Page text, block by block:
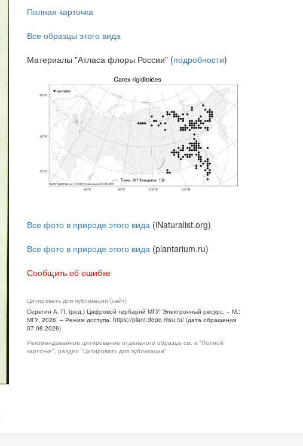
Полная карточка
Все образцы этого вида
Материалы "Атласа флоры России" (подробности)
Все фото в природе этого вида (iNaturalist.org)
Все фото в природе этого вида (plantarium.ru)
Сообщить об ошибке
Цитировать для публикации (сайт)
Серегин А. П. (ред.) Цифровой гербарий МГУ: Электронный ресурс. – М.:
МГУ, 2026. – Режим доступа: https://plant.depo.msu.ru/ (дата обращения
07.08.2026)
Рекомендованное цитирование отдельного образца см. в "Полной
карточке", раздел "Цитировать для публикации"